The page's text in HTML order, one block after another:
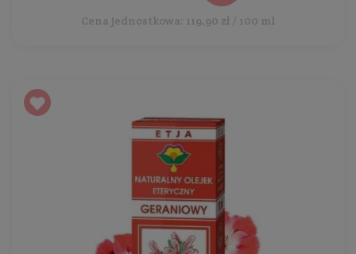
Cena jednostkowa: 119,90 zł / 100 ml